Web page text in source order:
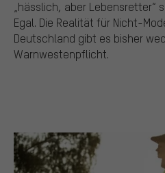
„hässlich, aber Lebensretter“
Egal. Die Realität für Nicht-
Deutschland gibt es bisher
Warnwestenpflicht.